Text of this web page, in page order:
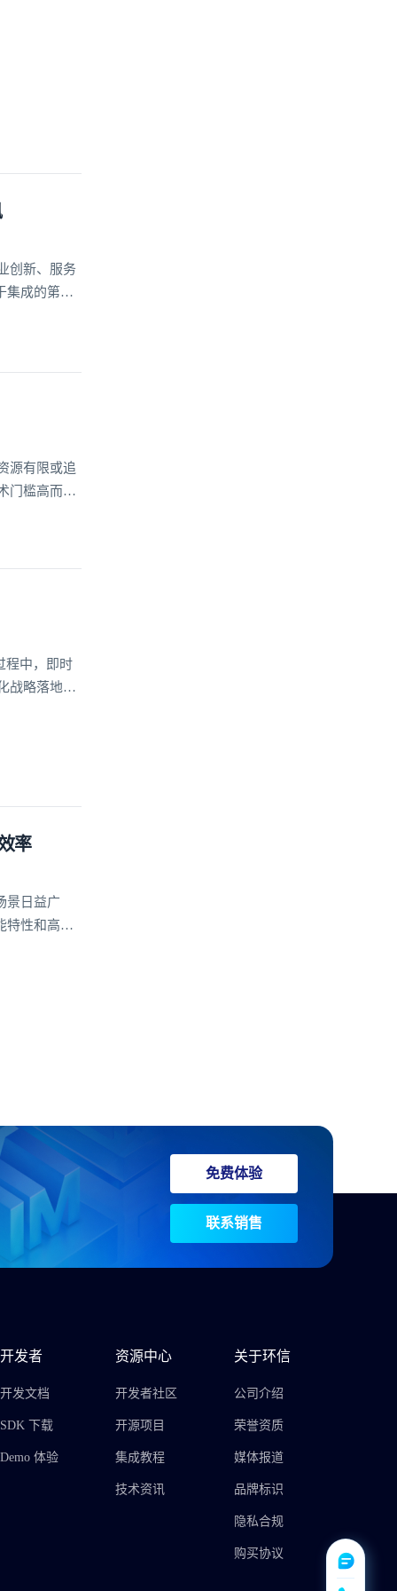
创新、服务
集成的第三
源有限或追
门槛高而望
程中，即时
战略落地的
率
景日益广
特性和高度
免费体验
联系销售
开发者
开发文档
SDK 下载
Demo 体验
资源中心
开发者社区
开源项目
集成教程
技术资讯
关于环信
公司介绍
荣誉资质
媒体报道
品牌标识
隐私合规
购买协议